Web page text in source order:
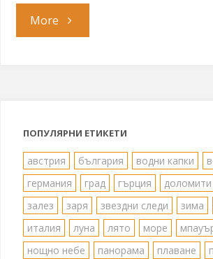
More"Да
ПОПУЛЯРНИ ЕТИКЕТИ
австрия българия водни капки
германия
град гърция доломити
залез
заря звездни следи зима
италия
луна лято море
нощно небе
панорама плаване